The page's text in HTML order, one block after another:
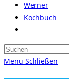
Werner
Kochbuch
umschalten
Menü Schließen